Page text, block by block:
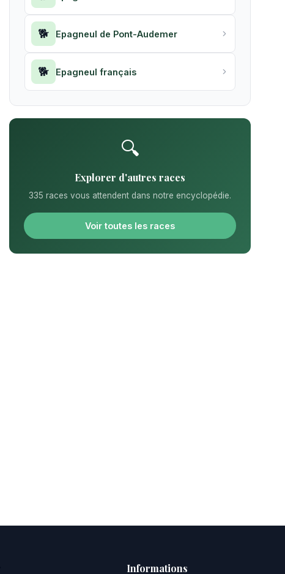
🐕 Epagneul de Pont-Audemer
🐕 Epagneul français
🔍
Explorer d'autres races
335 races vous attendent dans notre encyclopédie.
Voir toutes les races
Informations